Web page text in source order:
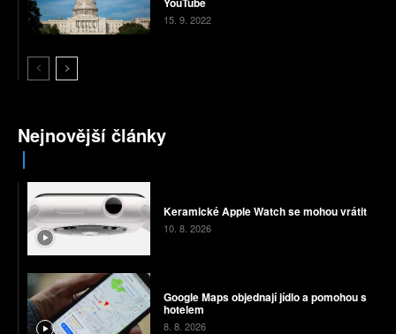
15. 9. 2022
Nejnovější články
Keramické Apple Watch se mohou vrátit
10. 8. 2026
Google Maps objednají jídlo a pomohou s
hotelem
8. 8. 2026